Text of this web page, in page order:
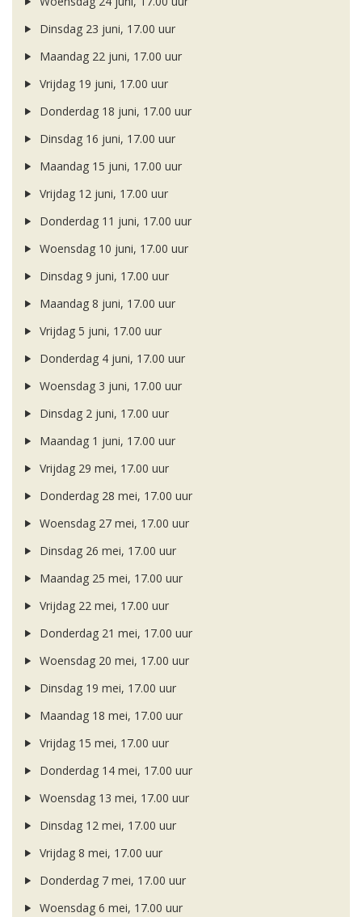
Dinsdag 23 juni, 17.00 uur
Maandag 22 juni, 17.00 uur
Vrijdag 19 juni, 17.00 uur
Donderdag 18 juni, 17.00 uur
Dinsdag 16 juni, 17.00 uur
Maandag 15 juni, 17.00 uur
Vrijdag 12 juni, 17.00 uur
Donderdag 11 juni, 17.00 uur
Woensdag 10 juni, 17.00 uur
Dinsdag 9 juni, 17.00 uur
Maandag 8 juni, 17.00 uur
Vrijdag 5 juni, 17.00 uur
Donderdag 4 juni, 17.00 uur
Woensdag 3 juni, 17.00 uur
Dinsdag 2 juni, 17.00 uur
Maandag 1 juni, 17.00 uur
Vrijdag 29 mei, 17.00 uur
Donderdag 28 mei, 17.00 uur
Woensdag 27 mei, 17.00 uur
Dinsdag 26 mei, 17.00 uur
Maandag 25 mei, 17.00 uur
Vrijdag 22 mei, 17.00 uur
Donderdag 21 mei, 17.00 uur
Woensdag 20 mei, 17.00 uur
Dinsdag 19 mei, 17.00 uur
Maandag 18 mei, 17.00 uur
Vrijdag 15 mei, 17.00 uur
Donderdag 14 mei, 17.00 uur
Woensdag 13 mei, 17.00 uur
Dinsdag 12 mei, 17.00 uur
Vrijdag 8 mei, 17.00 uur
Donderdag 7 mei, 17.00 uur
Woensdag 6 mei, 17.00 uur